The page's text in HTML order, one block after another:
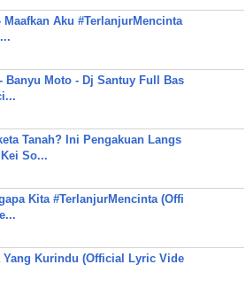
Aku #TerlanjurMencinta
Banyu Moto - Dj Santuy Full Bas
Tanah? Ini Pengakuan Langs
So...
Kita #TerlanjurMencinta (Offi
Yang Kurindu (Official Lyric Vide